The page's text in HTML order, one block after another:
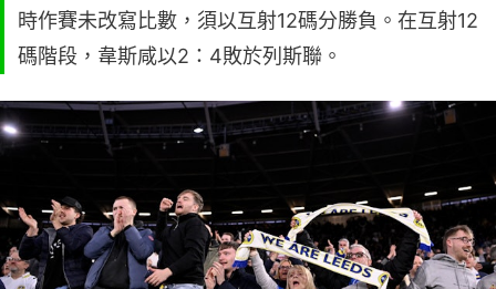
時作賽未改寫比數，須以互射12碼分勝負。在互射12
碼階段，韋斯咸以2：4敗於列斯聯。